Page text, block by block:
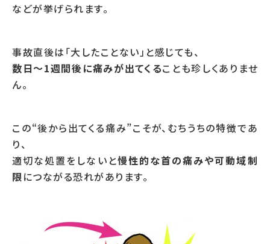
などが挙げられます。
事故直後は「大したことない」と感じても、
数日〜1週間後に痛みが出てくることも珍しくありませ
ん。
この“後から出てくる痛み”こそが、むちうちの特徴であ
り、
適切な処置をしないと慢性的な首の痛みや可動域制
限につながる恐れがあります。